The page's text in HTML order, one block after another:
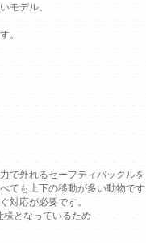
モデル。
。
で外れるセーフティバックルを
ても上下の移動が多い動物です
対応が必要です。
様となっているため